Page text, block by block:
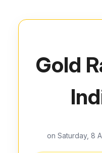
Gold
on Saturday, 8